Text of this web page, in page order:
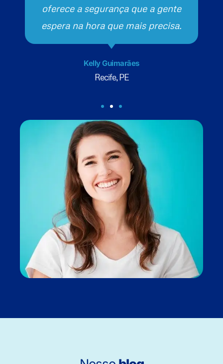
oferece a segurança que a gente
espera na hora que mais precisa.
Kelly Guimarães
Recife, PE